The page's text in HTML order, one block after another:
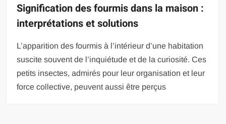
Signification des fourmis dans la maison :
interprétations et solutions
L’apparition des fourmis à l’intérieur d’une habitation
suscite souvent de l’inquiétude et de la curiosité. Ces
petits insectes, admirés pour leur organisation et leur
force collective, peuvent aussi être perçus